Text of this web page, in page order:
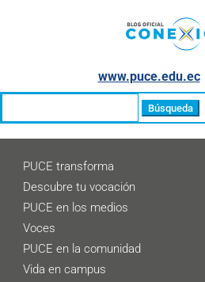
www.puce.edu.ec│
PUCE transforma
Descubre tu vocación
PUCE en los medios
Voces
PUCE en la comunidad
Vida en campus